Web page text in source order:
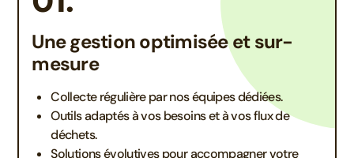
Une gestion optimisée et sur-
mesure
Collecte régulière par nos équipes dédiées.
Outils adaptés à vos besoins et à vos flux de
déchets.
Solutions évolutives pour accompagner votre